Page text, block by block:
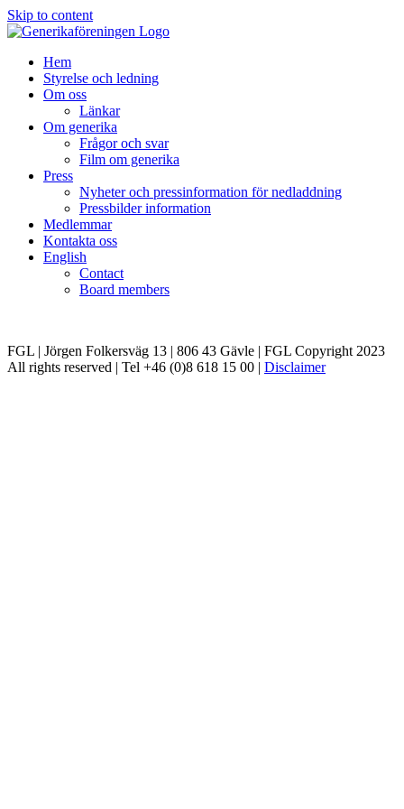
Skip to content
Hem
Styrelse och ledning
Om oss
Länkar
Om generika
Frågor och svar
Film om generika
Press
Nyheter och pressinformation för nedladdning
Pressbilder information
Medlemmar
Kontakta oss
English
Contact
Board members
FGL | Jörgen Folkersväg 13 | 806 43 Gävle | FGL Copyright 2023
All rights reserved | Tel +46 (0)8 618 15 00 | Disclaimer